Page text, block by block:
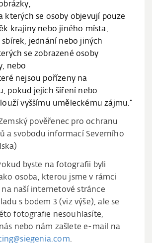
kterých se osoby objevují pouze
krajiny nebo jiného místa,
sbírek, jednání nebo jiných
se zobrazené osoby
nebo
nejsou pořízeny na
pokud jejich šíření nebo
vyššímu uměleckému zájmu.“
pověřenec pro ochranu
a svobodu informací Severního
byste na fotografii byli
osoba, kterou jsme v rámci
naší internetové stránce
s bodem 3 (viz výše), ale se
fotografie nesouhlasíte,
nebo nám zašlete e-mail na
.